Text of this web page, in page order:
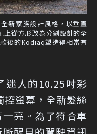
新家族設計風格，以垂直
上從方形改為分割設計的全
後的Kodiaq塑造得相當有
迷人的10.25吋彩
螢幕，全新髮絲
亮。為了符合車